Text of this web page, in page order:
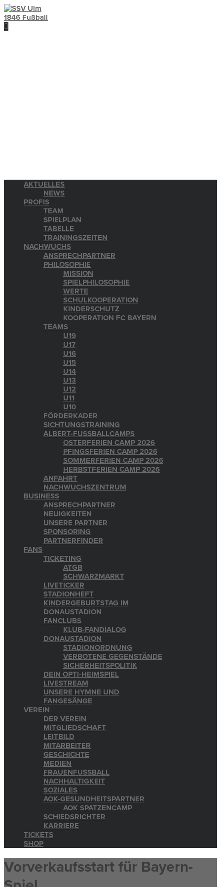
AKTUELLES
NEWS
PROFIS
TEAM
SPIELPLAN
TABELLE
TRAININGSZEITEN
NACHWUCHS
ANSPRECHPARTNER
PHILOSOPHIE
MISSION
SPIELPHILOSOPHIE
WERTE
SCHULKOOPERATION
KINDERSCHUTZ
KOOPERATION FC BAYERN
TEAMS
U19
U17
U16
U15
U14
U13
U12
U11
U10
FÖRDERKADER
SICHTUNGSTRAINING
ALBERT-FUSSBALLCAMPS
OSTERFERIEN CAMP 2026
PFINGSFERIEN CAMP 2026
SOMMERFERIEN CAMP 2026
HERBSTFERIEN CAMP 2026
ANFAHRT
NACHWUCHSZENTRUM
BUSINESS
ANSPRECHPARTNER
NEUIGKEITEN
UNSERE PARTNER
SPONSORING
PARTNERFINDER
FANS
TICKETING
ATGB
SCHWARZMARKT
LIVETICKER
STADIONHEFT
KINDERGEBURTSTAG IM
DONAUSTADION
FANCLUBS
KLUB-FANDIALOG
DONAUSTADION
STADIONORDNUNG
VERBOTENE GEGENSTÄNDE
SICHERHEITSPOLITIK
DEIN OPTI-HEIMSPIEL
LIVESTREAM
UNSERE HYMNE UND
FANGESÄNGE
VEREIN
DER VEREIN
MITGLIEDSCHAFT
LEITBILD
MITARBEITER
GESCHICHTE
MEDIEN
FRAUENFUSSBALL
NACHHALTIGKEIT
SOZIALES
AOK-GESUNDHEITSPARTNER
AOK SPATZENCAMP
SCHIEDSRICHTER
KARRIERE
TICKETS
SHOP
Vorverkaufsstart für Bayern-